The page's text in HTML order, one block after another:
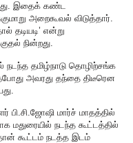
இதைக் கண்ட
அறைகூவல் விடுத்தார்.
தடியடி’ என்று
நின்றது.
நடந்த தமிழ்நாடு தொழிற்சங்க
அவரது தந்தை திடீரென
பி.சி.ஜோஷி மார்ச் மாதத்தில்
மதுரையில் நடந்த கூட்டத்தில்
கூட்டம் நடத்த இடம்